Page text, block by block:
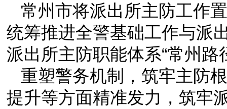
常州市将派出所主防工作
统筹推进全警基础工作与派
派出所主防职能体系“常州路
重塑警务机制，筑牢主防
提升等方面精准发力，筑牢